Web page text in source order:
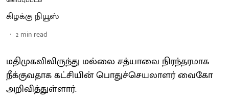
கிழக்கு நியூஸ்
2 min read
மதிமுகவிலிருந்து மல்லை சத்யாவை நிரந்தரமாக
நீக்குவதாக கட்சியின் பொதுச்செயலாளர் வைகோ
அறிவித்துள்ளார்.